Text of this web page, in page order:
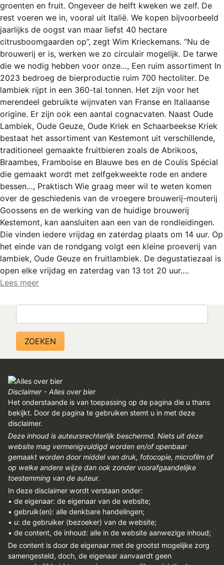
groenten en fruit. Ongeveer de helft kweken we zelf. De
rest voeren we in, vooral uit Italië. We kopen bijvoorbeeld
jaarlijks de oogst van maar liefst 40 hectare
citrusboomgaarden op”, zegt Wim Krieckemans. “Nu de
brouwerij er is, werken we zo circulair mogelijk. De tarwe
die we nodig hebben voor onze…, Een ruim assortiment In
2023 bedroeg de bierproductie ruim 700 hectoliter. De
lambiek rijpt in een 360-tal tonnen. Het zijn voor het
merendeel gebruikte wijnvaten van Franse en Italiaanse
origine. Er zijn ook een aantal cognacvaten. Naast Oude
Lambiek, Oude Geuze, Oude Kriek en Schaarbeekse Kriek
bestaat het assortiment van Kestemont uit verschillende,
traditioneel gemaakte fruitbieren zoals de Abrikoos,
Braambes, Framboise en Blauwe bes en de Coulis Spécial
die gemaakt wordt met zelfgekweekte rode en andere
bessen…, Praktisch Wie graag meer wil te weten komen
over de geschiedenis van de vroegere brouwerij-mouterij
Goossens en de werking van de huidige brouwerij
Kestemont, kan aansluiten aan een van de rondleidingen.
Die vinden iedere vrijdag en zaterdag plaats om 14 uur. Op
het einde van de rondgang volgt een kleine proeverij van
lambiek, Oude Geuze en fruitlambiek. De degustatiezaal is
open elke vrijdag en zaterdag van 13 tot 20 uur.…
Lees meer
Disclaimer - Alles over bier
Het onderstaande is van toepassing op de pagina die u thans
bekijkt. Door de pagina te gebruiken stemt u in met deze
disclaimer.
Deze inhoud is auteursrechterlijk beschermd. Niets uit deze
website mag vermenigvuldigd worden en/of openbaar
gemaakt worden door middel van druk, fotocopie, microfilm of
op welke andere wijze dan ook zonder voorafgaandelijke
toestemming van de auteur.
In deze disclaimer wordt verstaan onder:
• de eigenaar: de eigenaar van de website;
• gebruik(en): alle denkbare handelingen;
• u: de gebruiker (bezoeker) van de website;
• de content, de inhoud: alle in de website aanwezige inhoud;
De content is door de eigenaar met de grootst mogelijke zorg
samengesteld, doch, de eigenaar aanvaardt geen